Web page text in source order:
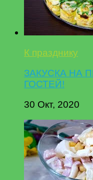
К празднику
ЗАКУСКА НА
ГОСТЕЙ!
30 Окт, 2020